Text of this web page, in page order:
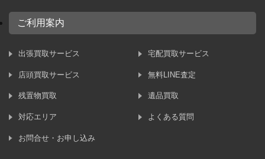
ご利用案内
出張買取サービス 宅配買取サービス
店頭買取サービス 無料LINE査定
残置物買取 遺品買取
対応エリア よくある質問
お問合せ・お申し込み